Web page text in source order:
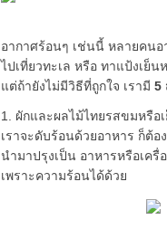
อากาศร้อนๆ เช่นนี้ หลายคน
ไปเที่ยวทะเล หรือ ทาแป้งเย็น
แต่ถ้ายังไม่มีวิธีที่ถูกใจ เรามี 5
1. ผักและผลไม้ไทยรสขมหรือ
เราจะดับร้อนด้วยอาหาร ก็ต้
นำมาปรุงเป็น อาหารหรือเค
เพราะความร้อนได้ด้วย